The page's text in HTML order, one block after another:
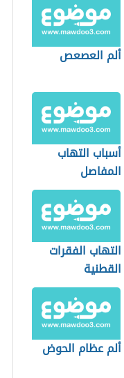
ألم العصعص
أسباب التهاب
المفاصل
التهاب الفقرات
القطنية
ألم عظام الحوض